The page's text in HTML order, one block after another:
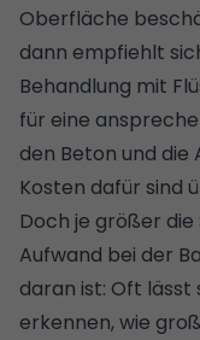
Oberfläche
dann empfiehlt
Behandlung mit
für eine
den Beton und die
Kosten dafür sind
Doch je größer
Aufwand bei der
daran ist: Oft lässt
erkennen, wie